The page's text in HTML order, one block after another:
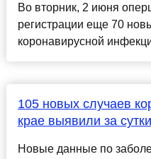
Во вторник, 2 июня
регистрации еще 70
коронавирусной
105 новых случаев
крае выявили за сутки
Новые данные по